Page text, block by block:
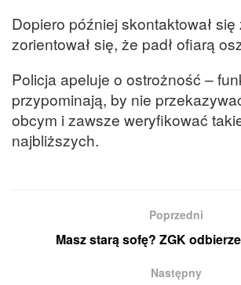
Dopiero później skontaktował
zorientował się, że padł ofiarą
Policja apeluje o ostrożność –
przypominają, by nie
obcym i zawsze weryfikować
najbliższych.
Poprzedni
Masz starą sofę? ZGK
Następny